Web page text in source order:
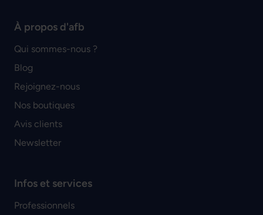
À propos d'afb
Qui sommes-nous ?
Blog
Rejoignez-nous
Nos boutiques
Avis clients
Newsletter
Infos et services
Professionnels